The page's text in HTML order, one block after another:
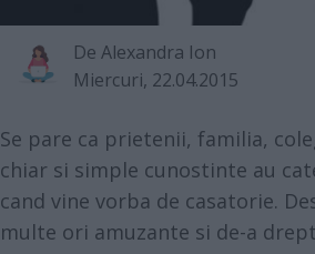
De Alexandra Ion
Miercuri, 22.04.2015
Se pare ca prietenii, familia,
chiar si simple cunostinte au
cand vine vorba de casatorie.
multe ori amuzante si de-a